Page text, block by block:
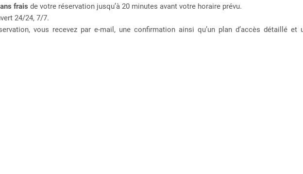
frais de votre réservation jusqu’à 20 minutes avant votre horaire prévu.
24/24, 7/7.
vous recevez par e-mail, une confirmation ainsi qu’un plan d’accès détaillé et